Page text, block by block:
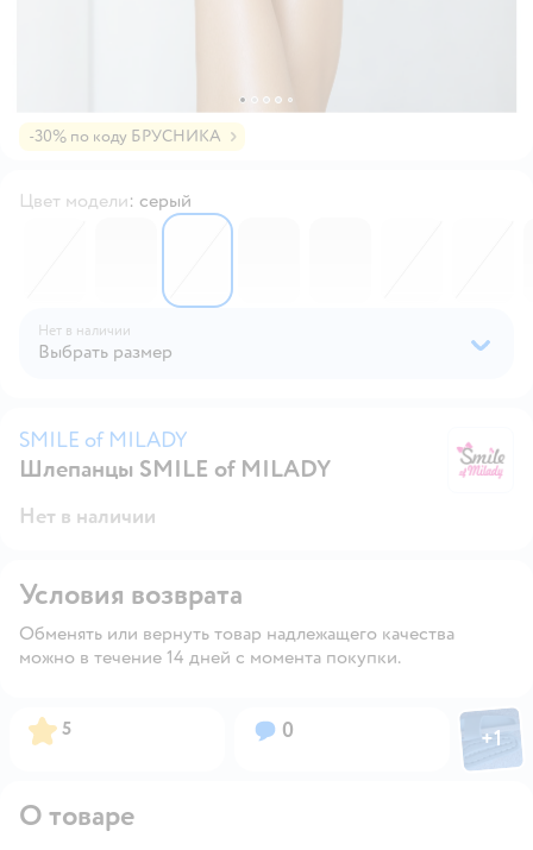
-30% по коду БРУСНИКА
Цвет модели: серый
60978086539830
Нет в наличии
Выбрать размер
SMILE of MILADY
Шлепанцы SMILE of MILADY
Нет в наличии
Условия возврата
Обменять или вернуть товар надлежащего качества
можно в течение 14 дней с момента покупки.
Рейтинг:
5 Вопросов:
0 Фото
+1
О товаре